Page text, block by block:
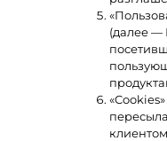
(далее —